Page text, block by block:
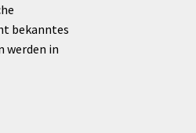
bekanntes
werden in